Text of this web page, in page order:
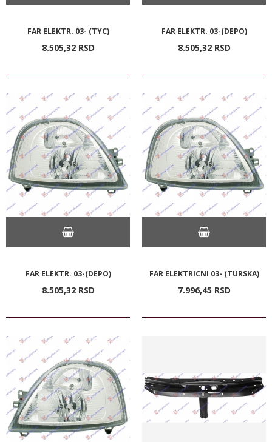
FAR ELEKTR. 03- (TYC)
8.505,32 RSD
FAR ELEKTR. 03-(DEPO)
8.505,32 RSD
FAR ELEKTR. 03-(DEPO)
8.505,32 RSD
FAR ELEKTRICNI 03- (TURSKA)
7.996,45 RSD